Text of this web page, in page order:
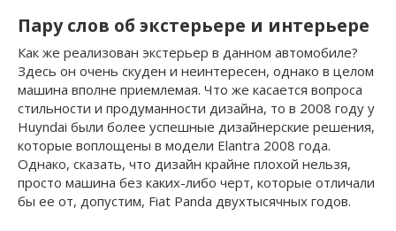
Пару слов об экстерьере и интерьере
Как же реализован экстерьер в данном автомобиле?
Здесь он очень скуден и неинтересен, однако в целом
машина вполне приемлемая. Что же касается вопроса
стильности и продуманности дизайна, то в 2008 году у
Huyndai были более успешные дизайнерские решения,
которые воплощены в модели Elantra 2008 года.
Однако, сказать, что дизайн крайне плохой нельзя,
просто машина без каких-либо черт, которые отличали
бы ее от, допустим, Fiat Panda двухтысячных годов.